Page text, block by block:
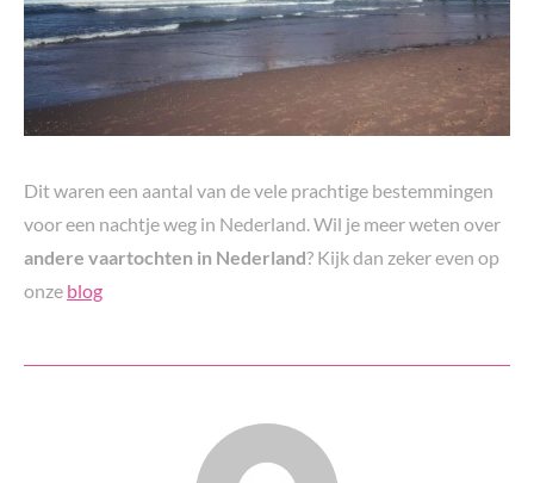
Dit waren een aantal van de vele prachtige bestemmingen
voor een nachtje weg in Nederland. Wil je meer weten over
andere vaartochten in Nederland? Kijk dan zeker even op
onze blog